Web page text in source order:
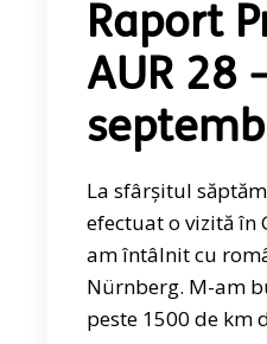
Raport
AUR 28
La sfârșitul
efectuat o vizită în
am întâlnit cu
Nürnberg. M-am
peste 1500 de km